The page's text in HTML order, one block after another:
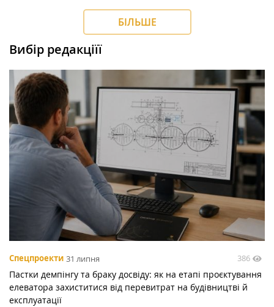
БІЛЬШЕ
Вибір редакціїї
Спецпроекти 31 липня 386
Пастки демпінгу та браку досвіду: як на етапі проєктування
елеватора захиститися від перевитрат на будівництві й
експлуатації